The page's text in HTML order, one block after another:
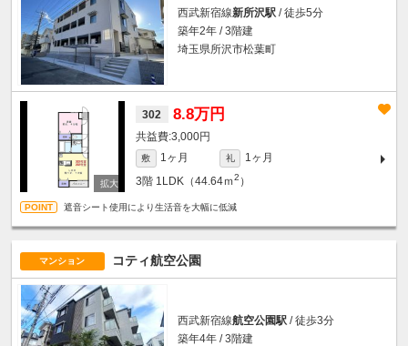
西武新宿線新所沢駅 / 徒歩5分
築年2年 / 3階建
埼玉県所沢市松葉町
302 8.8万円
3,000円
敷 1ヶ月 礼
1ヶ月
3階 1LDK（44.64ｍ2 ）
遮音シート使用により生活音を大幅に低減
マンション コティ航空公園
西武新宿線航空公園駅 / 徒歩3分
築年4年 / 3階建